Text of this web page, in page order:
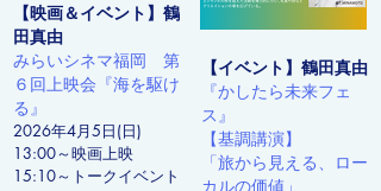
【映画＆イベント】鶴
田真由
みらいシネマ福岡 第
６回上映会『海を駆け
る』
2026年4月5日(日)
13:00～映画上映
15:10～トークイベント
【イベント】鶴田真由
『かしたら未来フェ
ス』
【基調講演】
「旅から見える、ロー
カルの価値」